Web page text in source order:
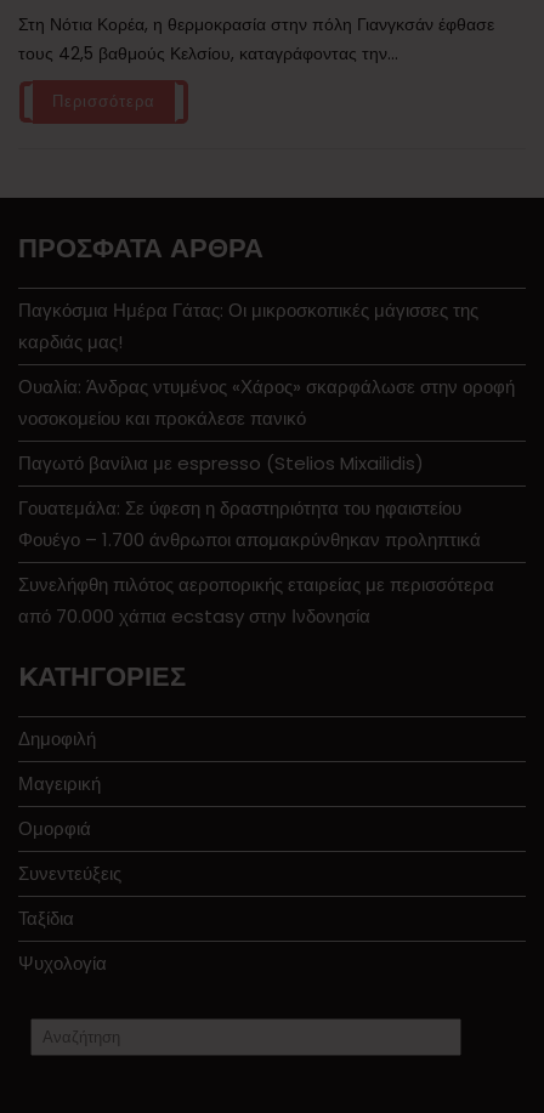
Στη Νότια Κορέα, η θερμοκρασία στην πόλη Γιανγκσάν έφθασε
τους 42,5 βαθμούς Κελσίου, καταγράφοντας την...
Περισσότερα
ΠΡΌΣΦΑΤΑ ΆΡΘΡΑ
Παγκόσμια Ημέρα Γάτας: Οι μικροσκοπικές μάγισσες της
καρδιάς μας!
Ουαλία: Άνδρας ντυμένος «Χάρος» σκαρφάλωσε στην οροφή
νοσοκομείου και προκάλεσε πανικό
Παγωτό βανίλια με espresso (Stelios Mixailidis)
Γουατεμάλα: Σε ύφεση η δραστηριότητα του ηφαιστείου
Φουέγο – 1.700 άνθρωποι απομακρύνθηκαν προληπτικά
Συνελήφθη πιλότος αεροπορικής εταιρείας με περισσότερα
από 70.000 χάπια ecstasy στην Ινδονησία
KΑΤΗΓΟΡΊΕΣ
Δημοφιλή
Μαγειρική
Ομορφιά
Συνεντεύξεις
Ταξίδια
Ψυχολογία